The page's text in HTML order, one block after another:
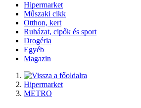
Hipermarket
Műszaki cikk
Otthon, kert
Ruházat, cipők és sport
Drogéria
Egyéb
Magazin
Hipermarket
METRO